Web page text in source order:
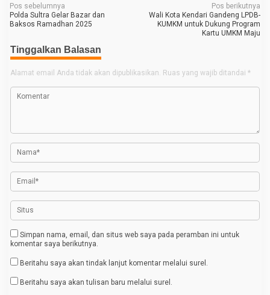
N
a
i
g
a
p
o
s
Pos sebelumnya
Polda Sultra Gelar Bazar dan
Baksos Ramadhan 2025
Pos berikutnya
Wali Kota Kendari Gandeng LPDB-
KUMKM untuk Dukung Program
Kartu UMKM Maju
Tinggalkan Balasan
Alamat email Anda tidak akan dipublikasikan. Ruas yang wajib ditandai *
Simpan nama, email, dan situs web saya pada peramban ini untuk
komentar saya berikutnya.
Beritahu saya akan tindak lanjut komentar melalui surel.
Beritahu saya akan tulisan baru melalui surel.